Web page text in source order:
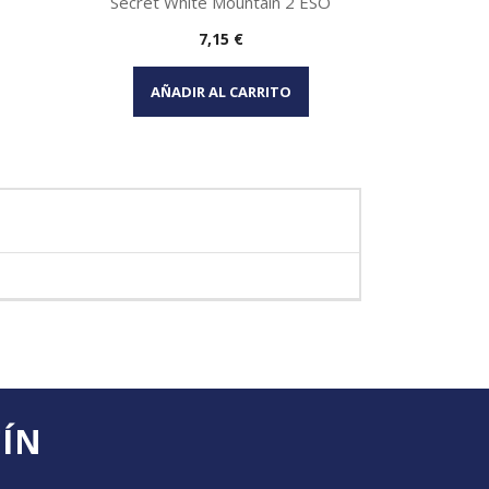
Vista rápida
Precio
7,15 €
AÑADIR AL CARRITO